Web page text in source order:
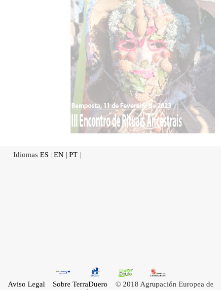
Idiomas ES | EN | PT |
Aviso Legal Sobre TerraDuero © 2018 Agrupación Europea de